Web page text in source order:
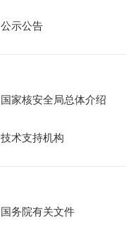
公示公告
国家核安全局总体介绍
技术支持机构
国务院有关文件